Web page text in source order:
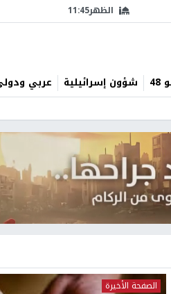
الظهر11:45
شؤون إسرائيلية عربي
الصفحة الأخيرة